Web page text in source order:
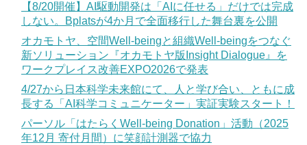
【8/20開催】AI駆動開発は「AIに任せる」だけでは完成
しない。Bplatsが4か月で全面移行した舞台裏を公開
オカモトヤ、空間Well-beingと組織Well-beingをつなぐ
新ソリューション『オカモトヤ版Insight Dialogue』を
ワークプレイス改善EXPO2026で発表
4/27から日本科学未来館にて、人と学び合い、ともに成
長する「AI科学コミュニケーター」実証実験スタート！
パーソル「はたらくWell-being Donation」活動（2025
年12月 寄付月間）に笑顔計測器で協力